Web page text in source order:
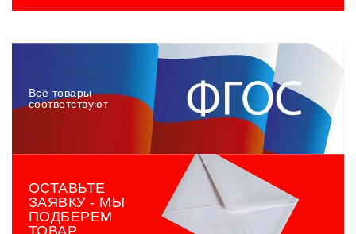
Все товары
соответствуют
ОСТАВЬТЕ
ЗАЯВКУ - МЫ
ПОДБЕРЕМ